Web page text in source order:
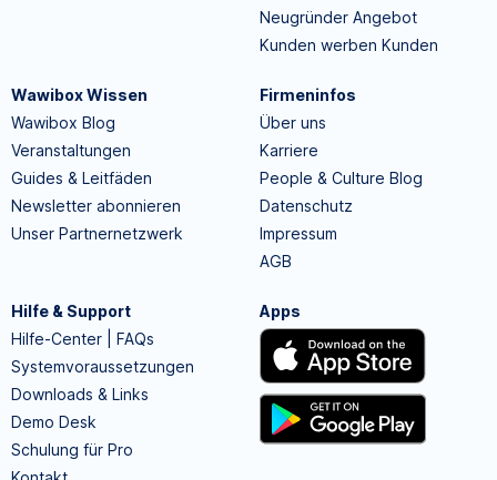
Neugründer Angebot
Kunden werben Kunden
Wawibox Wissen
Wawibox Blog
Veranstaltungen
Guides & Leitfäden
Newsletter abonnieren
Unser Partnernetzwerk
Firmeninfos
Über uns
Karriere
People & Culture Blog
Datenschutz
Impressum
AGB
Hilfe & Support
Hilfe-Center | FAQs
Systemvoraussetzungen
Downloads & Links
Demo Desk
Schulung für Pro
Apps